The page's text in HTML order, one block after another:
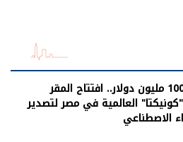
باستثمارات 100 مليون دولار.. افتتاح المقر
"كونيكتا" العالمية في مصر لتصدير
الاصطناعي